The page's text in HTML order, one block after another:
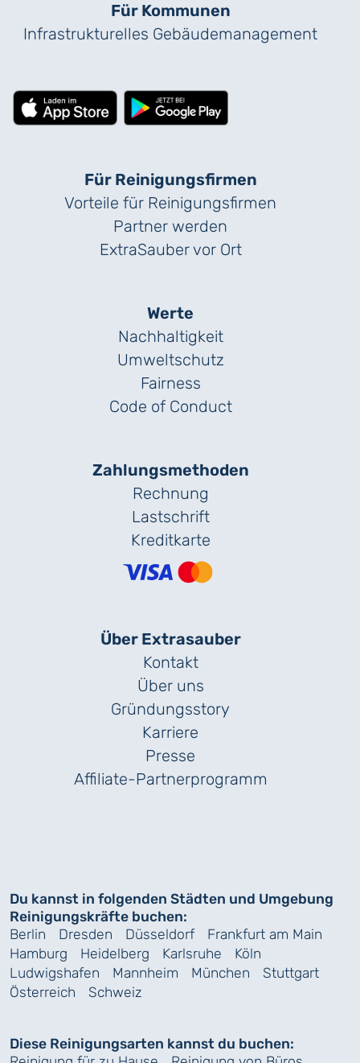
Für Kommunen
Infrastrukturelles Gebäude­management
Für Reinigungs­firmen
Vorteile für Reinigungs­firmen
Partner werden
ExtraSauber vor Ort
Werte
Nachhaltigkeit
Umweltschutz
Fairness
Code of Conduct
Zahlungs­methoden
Rechnung
Lastschrift
Kreditkarte
Über Extrasauber
Kontakt
Über uns
Gründungs­story
Karriere
Presse
Affiliate-Partnerprogramm
Du kannst in folgenden Städten und Umgebung
Reinigungskräfte buchen:
Berlin
Dresden Düsseldorf
Frankfurt am Main
Hamburg
Heidelberg Karlsruhe
Köln
Ludwigshafen
Mannheim München
Stuttgart
Österreich
Schweiz
Diese Reinigungsarten kannst du buchen: